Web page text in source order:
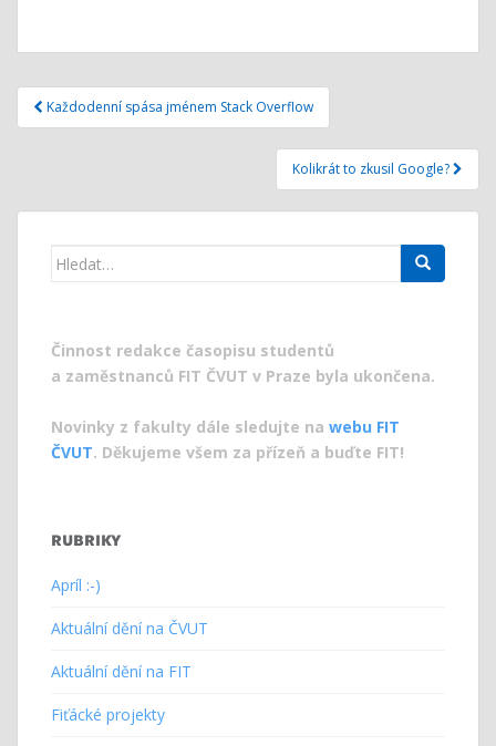
Navigace
pro
Každodenní spása jménem Stack Overflow
Kolikrát to zkusil Google?
Search
Činnost redakce časopisu studentů
a zaměstnanců FIT ČVUT v Praze byla ukončena.
Novinky z fakulty dále sledujte na webu FIT
ČVUT. Děkujeme všem za přízeň a buďte FIT!
RUBRIKY
Apríl :-)
Aktuální dění na ČVUT
Aktuální dění na FIT
Fiťácké projekty